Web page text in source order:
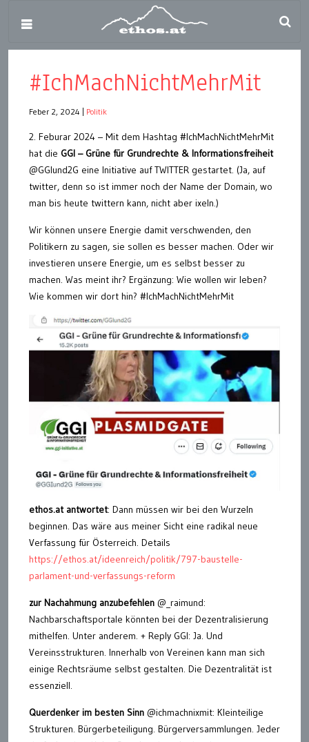
#IchMachNichtMehrMit
Feber 2, 2024 Politik
2. Feburar 2024 – Mit dem Hashtag #IchMachNichtMehrMit
hat die GGI – Grüne für Grundrechte & Informationsfreiheit
@GGIund2G eine Initiative auf TWITTER gestartet. (Ja, auf
twitter, denn so ist immer noch der Name der Domain, wo
man bis heute twittern kann, nicht aber ixeln.)
Wir können unsere Energie damit verschwenden, den
Politikern zu sagen, sie sollen es besser machen. Oder wir
investieren unsere Energie, um es selbst besser zu
machen. Was meint ihr? Ergänzung: Wie wollen wir leben?
Wie kommen wir dort hin? #IchMachNichtMehrMit
ethos.at antwortet: Dann müssen wir bei den Wurzeln
beginnen. Das wäre aus meiner Sicht eine radikal neue
Verfassung für Österreich. Details
https://ethos.at/ideenreich/politik/797-baustelle-
parlament-und-verfassungs-reform
zur Nachahmung anzubefehlen @_raimund:
Nachbarschaftsportale könnten bei der Dezentralisierung
mithelfen. Unter anderem. + Reply GGI: Ja. Und
Vereinsstrukturen. Innerhalb von Vereinen kann man sich
einige Rechtsräume selbst gestalten. Die Dezentralität ist
essenziell.
Querdenker im besten Sinn @ichmachnixmit: Kleinteilige
Strukturen. Bürgerbeteiligung. Bürgerversammlungen. Jeder